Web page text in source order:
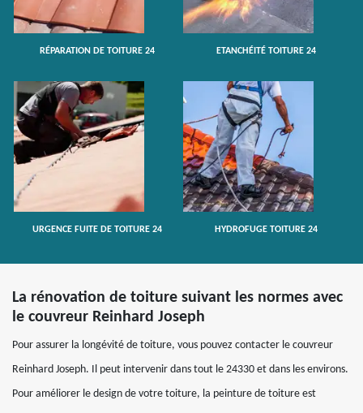
RÉPARATION DE TOITURE 24 ETANCHÉITÉ TOITURE 24
URGENCE FUITE DE TOITURE 24 HYDROFUGE TOITURE 24
La rénovation de toiture suivant les normes avec
le couvreur Reinhard Joseph
Pour assurer la longévité de toiture, vous pouvez contacter le couvreur
Reinhard Joseph. Il peut intervenir dans tout le 24330 et dans les environs.
Pour améliorer le design de votre toiture, la peinture de toiture est